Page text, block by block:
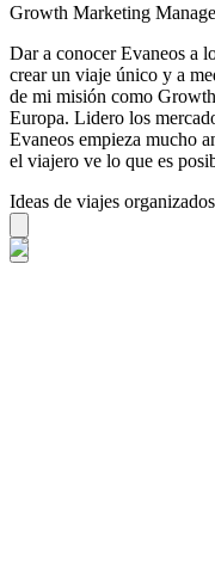
Growth Marketing
Dar a conocer Evaneos a
crear un viaje único y a
de mi misión como
Europa. Lidero los
Evaneos empieza mucho
el viajero ve lo que es
Ideas de viajes